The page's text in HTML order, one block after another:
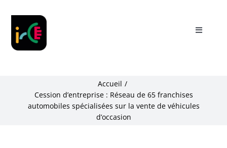
content
Toggle
Accueil
Cession d’entreprise : Réseau de 65 franchises
automobiles spécialisées sur la vente de véhicules
d’occasion